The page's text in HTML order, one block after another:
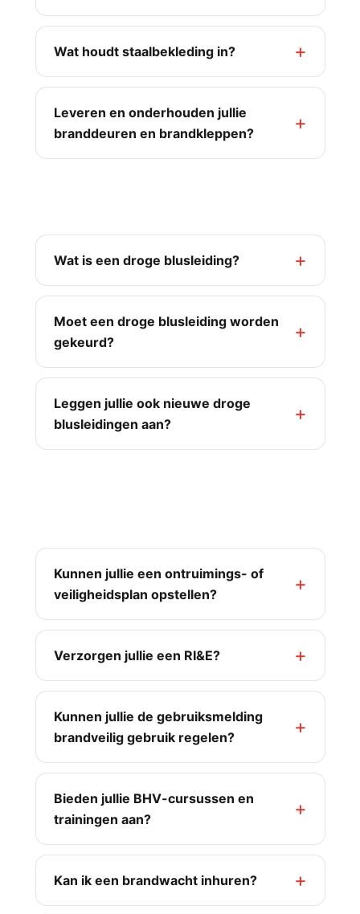
Wat houdt staalbekleding in?
Leveren en onderhouden jullie
branddeuren en brandkleppen?
Wat is een droge blusleiding?
Moet een droge blusleiding worden
gekeurd?
Leggen jullie ook nieuwe droge
blusleidingen aan?
Kunnen jullie een ontruimings- of
veiligheidsplan opstellen?
Verzorgen jullie een RI&E?
Kunnen jullie de gebruiksmelding
brandveilig gebruik regelen?
Bieden jullie BHV-cursussen en
trainingen aan?
Kan ik een brandwacht inhuren?